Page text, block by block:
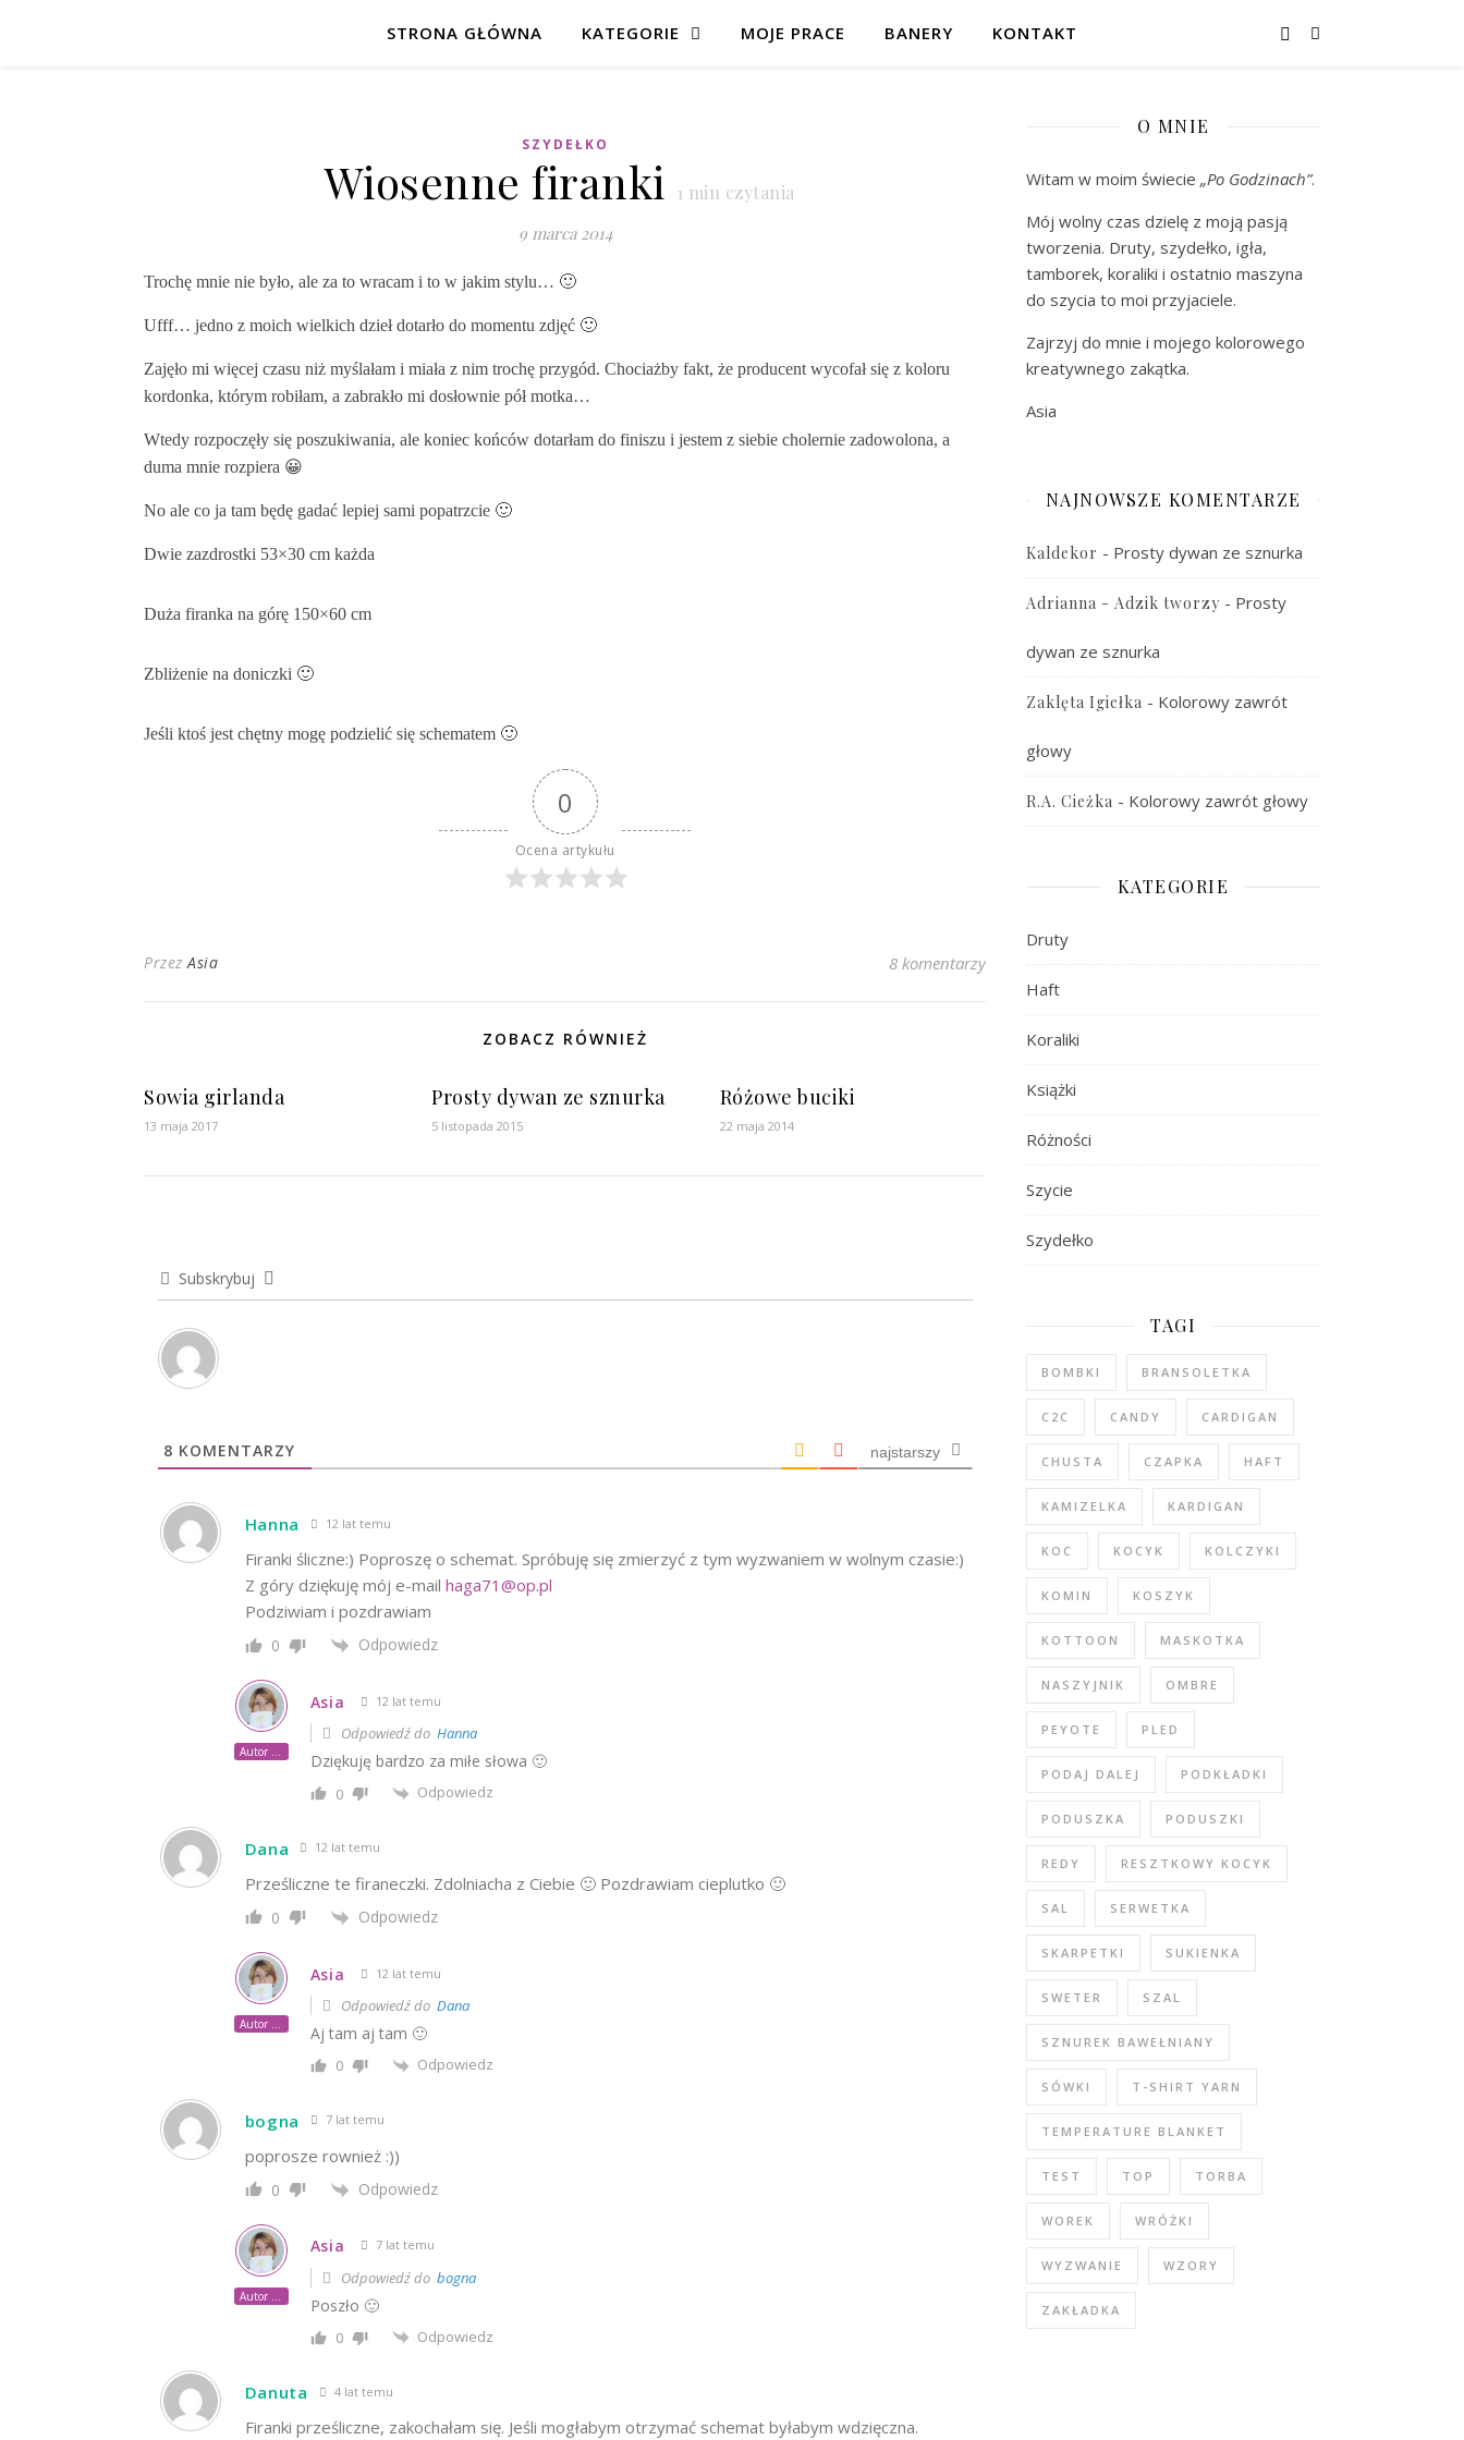
STRONA GŁÓWNA KATEGORIE MOJE PRACE BANERY KONTAKT
SZYDEŁKO
Wiosenne firanki 1 min czytania
9 marca 2014
Trochę mnie nie było, ale za to wracam i to w jakim stylu… 🙂
Ufff… jedno z moich wielkich dzieł dotarło do momentu zdjęć 🙂
Zajęło mi więcej czasu niż myślałam i miała z nim trochę przygód. Chociażby fakt, że producent wycofał się z koloru
kordonka, którym robiłam, a zabrakło mi dosłownie pół motka…
Wtedy rozpoczęły się poszukiwania, ale koniec końców dotarłam do finiszu i jestem z siebie cholernie zadowolona, a
duma mnie rozpiera 😀
No ale co ja tam będę gadać lepiej sami popatrzcie 🙂
Dwie zazdrostki 53×30 cm każda
Duża firanka na górę 150×60 cm
Zbliżenie na doniczki 🙂
Jeśli ktoś jest chętny mogę podzielić się schematem 🙂
0
Ocena artykułu
PrzezAsia 8 komentarzy
ZOBACZ RÓWNIEŻ
Sowia girlanda
13 maja 2017
Prosty dywan ze sznurka
5 listopada 2015
Różowe buciki
22 maja 2014
Subskrybuj
8 KOMENTARZY najstarszy
Hanna 12 lat temu
Firanki śliczne:) Poproszę o schemat. Spróbuję się zmierzyć z tym wyzwaniem w wolnym czasie:)
Z góry dziękuję mój e-mail haga71@op.pl
Podziwiam i pozdrawiam
0 Odpowiedz
Autor posta
Asia 12 lat temu
Odpowiedź do Hanna
Dziękuję bardzo za miłe słowa 🙂
0 Odpowiedz
Dana 12 lat temu
Prześliczne te firaneczki. Zdolniacha z Ciebie 🙂 Pozdrawiam cieplutko 🙂
0 Odpowiedz
Autor posta
Asia 12 lat temu
Odpowiedź do Dana
Aj tam aj tam 🙂
0 Odpowiedz
bogna 7 lat temu
poprosze rownież :))
0 Odpowiedz
Asia 7 lat temu
Odpowiedź do bogna
Poszło 🙂
0 Odpowiedz
Danuta 4 lat temu
Firanki prześliczne, zakochałam się. Jeśli mogłabym otrzymać schemat byłabym wdzięczna.
O MNIE
Witam w moim świecie „Po Godzinach”.
Mój wolny czas dzielę z moją pasją
tworzenia. Druty, szydełko, igła,
tamborek, koraliki i ostatnio maszyna
do szycia to moi przyjaciele.
Zajrzyj do mnie i mojego kolorowego
kreatywnego zakątka.
Asia
NAJNOWSZE KOMENTARZE
Kaldekor - Prosty dywan ze sznurka
Adrianna - Adzik tworzy - Prosty
dywan ze sznurka
Zaklęta Igiełka - Kolorowy zawrót
głowy
R.A. Cieżka - Kolorowy zawrót głowy
KATEGORIE
Druty
Haft
Koraliki
Książki
Różności
Szycie
Szydełko
TAGI
BOMBKI BRANSOLETKA
C2C CANDY CARDIGAN
CHUSTA CZAPKA HAFT
KAMIZELKA KARDIGAN
KOC KOCYK KOLCZYKI
KOMIN KOSZYK
KOTTOON MASKOTKA
NASZYJNIK OMBRE
PEYOTE PLED
PODAJ DALEJ PODKŁADKI
PODUSZKA PODUSZKI
REDY RESZTKOWY KOCYK
SAL SERWETKA
SKARPETKI SUKIENKA
SWETER SZAL
SZNUREK BAWEŁNIANY
SÓWKI T-SHIRT YARN
TEMPERATURE BLANKET
TEST TOP TORBA
WOREK WRÓŻKI
WYZWANIE WZORY
ZAKŁADKA